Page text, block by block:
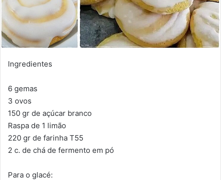
Ingredientes
6 gemas
3 ovos
150 gr de açúcar branco
Raspa de 1 limão
220 gr de farinha T55
2 c. de chá de fermento em pó
Para o glacé: